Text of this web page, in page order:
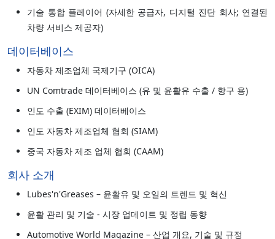
기술 통합 플레이어 (자세한 공급자, 디지털 진단 회사; 연결된
차량 서비스 제공자)
데이터베이스
자동차 제조업체 국제기구 (OICA)
UN Comtrade 데이터베이스 (유 및 윤활유 수출 / 항구 용)
인도 수출 (EXIM) 데이터베이스
인도 자동차 제조업체 협회 (SIAM)
중국 자동차 제조 업체 협회 (CAAM)
회사 소개
Lubes'n'Greases – 윤활유 및 오일의 트렌드 및 혁신
윤활 관리 및 기술 - 시장 업데이트 및 정립 동향
Automotive World Magazine – 산업 개요, 기술 및 규정